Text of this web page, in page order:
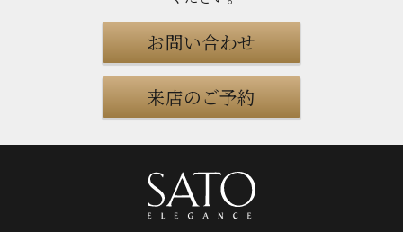
お問い合わせ
来店のご予約